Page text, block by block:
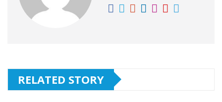
RELATED STORY